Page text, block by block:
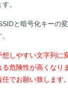
k
。
と暗号化キーの
しやすい文字列に
危険性が高くなり
でお願い致します。